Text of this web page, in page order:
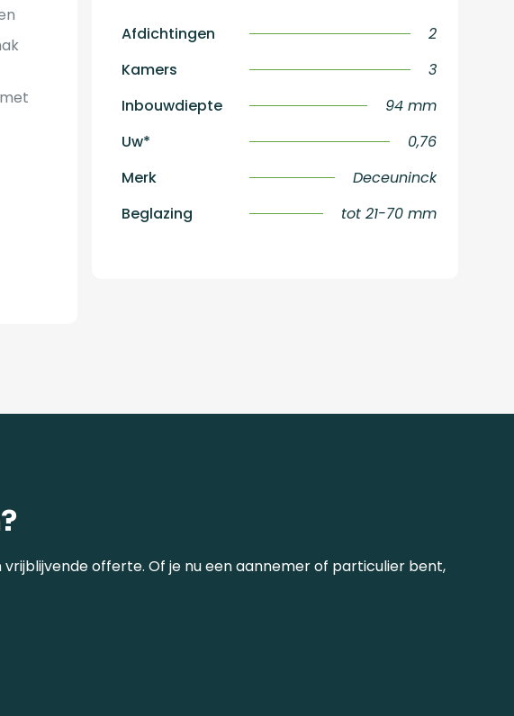
Afdichtingen
2
Kamers
3
Inbouwdiepte
94 mm
Uw*
0,76
Merk
Deceuninck
Beglazing
tot 21-70 mm
offerte. Of je nu een aannemer of particulier bent,